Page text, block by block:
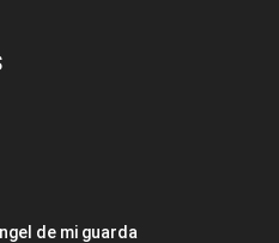
de mi guarda